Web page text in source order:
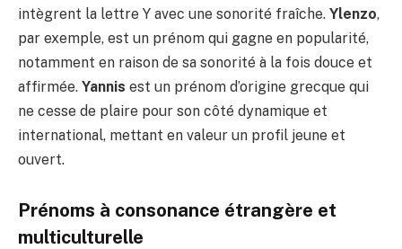
intègrent la lettre Y avec une sonorité fraîche. Ylenzo,
par exemple, est un prénom qui gagne en popularité,
notamment en raison de sa sonorité à la fois douce et
affirmée. Yannis est un prénom d’origine grecque qui
ne cesse de plaire pour son côté dynamique et
international, mettant en valeur un profil jeune et
ouvert.
Prénoms à consonance étrangère et
multiculturelle